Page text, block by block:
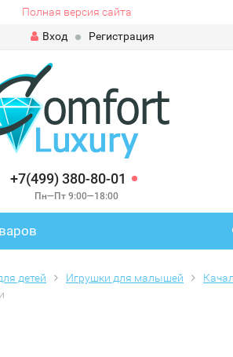
Полная версия сайта
Вход
Регистрация
+7(499) 380-80-01
Пн—Пт 9:00—18:00
детей Игрушки для малышей